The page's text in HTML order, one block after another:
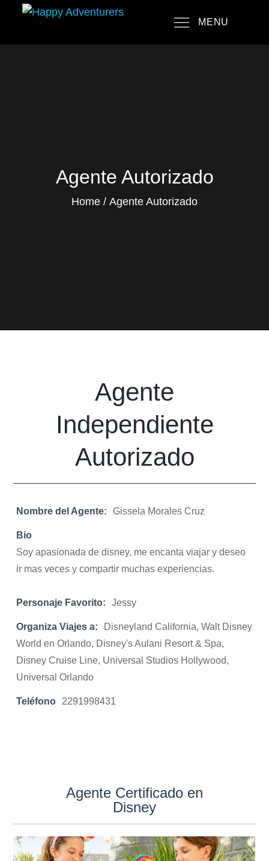
content
MENU
Agente Autorizado
Home Agente Autorizado
Agente
Independiente
Autorizado
Nombre del Agente: Gissela Morales Cruz
Bio
Soy apasionada de disney, me encanta viajar y deseo
ir mas veces y compartir muchas experiencias.
Personaje Favorito: Jessy
Organiza Viajes a:
Disneyland California, Walt Disney
World en Orlando, Disney's Aulani Resort & Spa,
Disney Cruise Line, Universal Studios Hollywood,
Universal Orlando
Teléfono 2291998431